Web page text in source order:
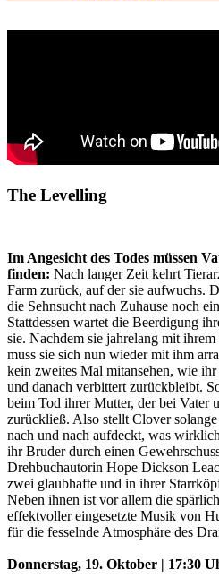
The Levelling
Im Angesicht des Todes müssen
finden: Nach langer Zeit kehrt
Farm zurück, auf der sie aufwuchs.
die Sehnsucht nach Zuhause noch
Stattdessen wartet die Beerdigung
sie. Nachdem sie jahrelang mit
muss sie sich nun wieder mit ihm
kein zweites Mal mitansehen, wie
und danach verbittert zurückbleibt.
beim Tod ihrer Mutter, der bei Vater
zurückließ. Also stellt Clover
nach und nach aufdeckt, was
ihr Bruder durch einen
Drehbuchautorin Hope Dickson
zwei glaubhafte und in ihrer
Neben ihnen ist vor allem die
effektvoller eingesetzte Musik von
für die fesselnde Atmosphäre des
Donnerstag, 19. Oktober | 17:30